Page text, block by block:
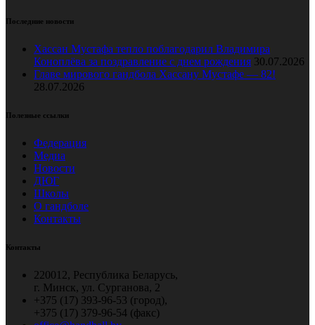
Последние новости
Хассан Мустафа тепло поблагодарил Владимира
Коноплёва за поздравление с днем рождения 30.07.2026
Главе мирового гандбола Хассану Мустафе — 82!
28.07.2026
Полезные ссылки
Федерация
Медиа
Новости
ДЮГ
Школы
О гандболе
Контакты
Контакты
220012, Республика Беларусь,
г. Минск, ул. Сурганова, 2
+375 (17) 393-96-53 (город),
+375 (17) 379-96-54 (факс)